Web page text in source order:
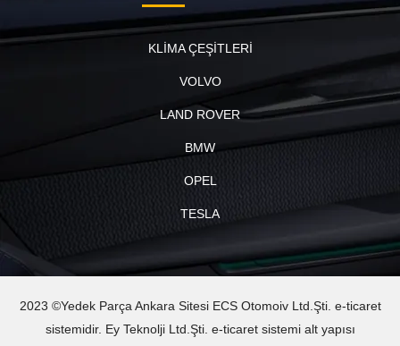
KLİMA ÇEŞİTLERİ
VOLVO
LAND ROVER
BMW
OPEL
TESLA
2023 ©Yedek Parça Ankara Sitesi ECS Otomoiv Ltd.Şti. e-ticaret
sistemidir. Ey Teknolji Ltd.Şti. e-ticaret sistemi alt yapısı